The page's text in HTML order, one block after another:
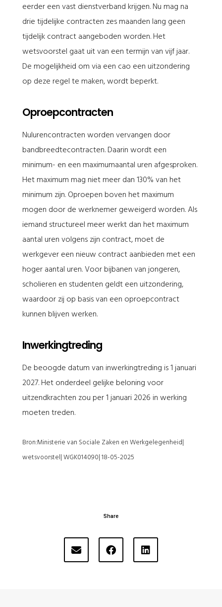
eerder een vast dienstverband krijgen. Nu mag na
drie tijdelijke contracten zes maanden lang geen
tijdelijk contract aangeboden worden. Het
wetsvoorstel gaat uit van een termijn van vijf jaar.
De mogelijkheid om via een cao een uitzondering
op deze regel te maken, wordt beperkt.
Oproepcontracten
Nulurencontracten worden vervangen door
bandbreedtecontracten. Daarin wordt een
minimum- en een maximumaantal uren afgesproken.
Het maximum mag niet meer dan 130% van het
minimum zijn. Oproepen boven het maximum
mogen door de werknemer geweigerd worden. Als
iemand structureel meer werkt dan het maximum
aantal uren volgens zijn contract, moet de
werkgever een nieuw contract aanbieden met een
hoger aantal uren. Voor bijbanen van jongeren,
scholieren en studenten geldt een uitzondering,
waardoor zij op basis van een oproepcontract
kunnen blijven werken.
Inwerkingtreding
De beoogde datum van inwerkingtreding is 1 januari
2027. Het onderdeel gelijke beloning voor
uitzendkrachten zou per 1 januari 2026 in werking
moeten treden.
Bron:Ministerie van Sociale Zaken en Werkgelegenheid|
wetsvoorstel| WGK014090| 18-05-2025
Share